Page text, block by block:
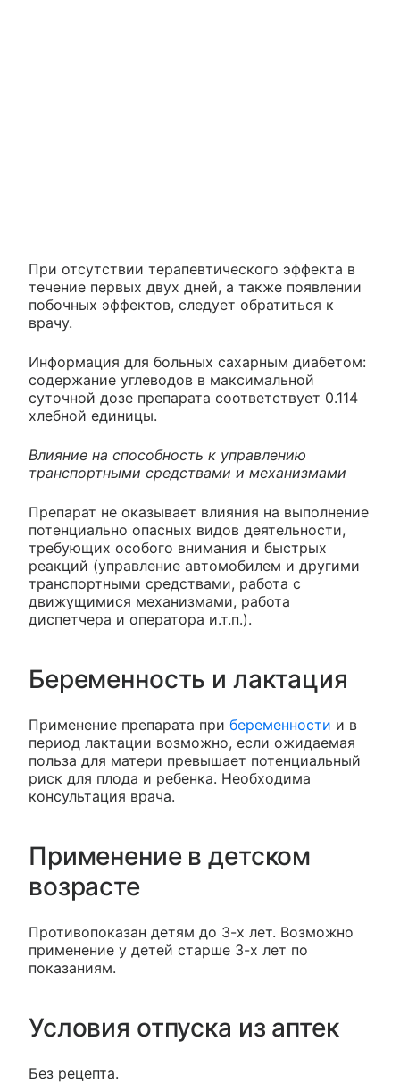
При отсутствии терапевтического эффекта в
течение первых двух дней, а также появлении
побочных эффектов, следует обратиться к
врачу.
Информация для больных сахарным диабетом:
содержание углеводов в максимальной
суточной дозе препарата соответствует 0.114
хлебной единицы.
Влияние на способность к управлению
транспортными средствами и механизмами
Препарат не оказывает влияния на выполнение
потенциально опасных видов деятельности,
требующих особого внимания и быстрых
реакций (управление автомобилем и другими
транспортными средствами, работа с
движущимися механизмами, работа
диспетчера и оператора и.т.п.).
Беременность и лактация
Применение препарата при беременности и в
период лактации возможно, если ожидаемая
польза для матери превышает потенциальный
риск для плода и ребенка. Необходима
консультация врача.
Применение в детском
возрасте
Противопоказан детям до 3-х лет. Возможно
применение у детей старше 3-х лет по
показаниям.
Условия отпуска из аптек
Без рецепта.